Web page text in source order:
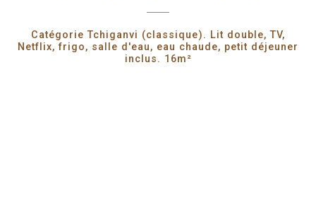
Catégorie Tchiganvi (classique). Lit double, TV,
Netflix, frigo, salle d'eau, eau chaude, petit déjeuner
inclus. 16m²